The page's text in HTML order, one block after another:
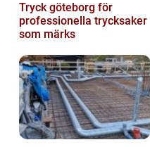
Tryck göteborg för
professionella trycksaker
som märks